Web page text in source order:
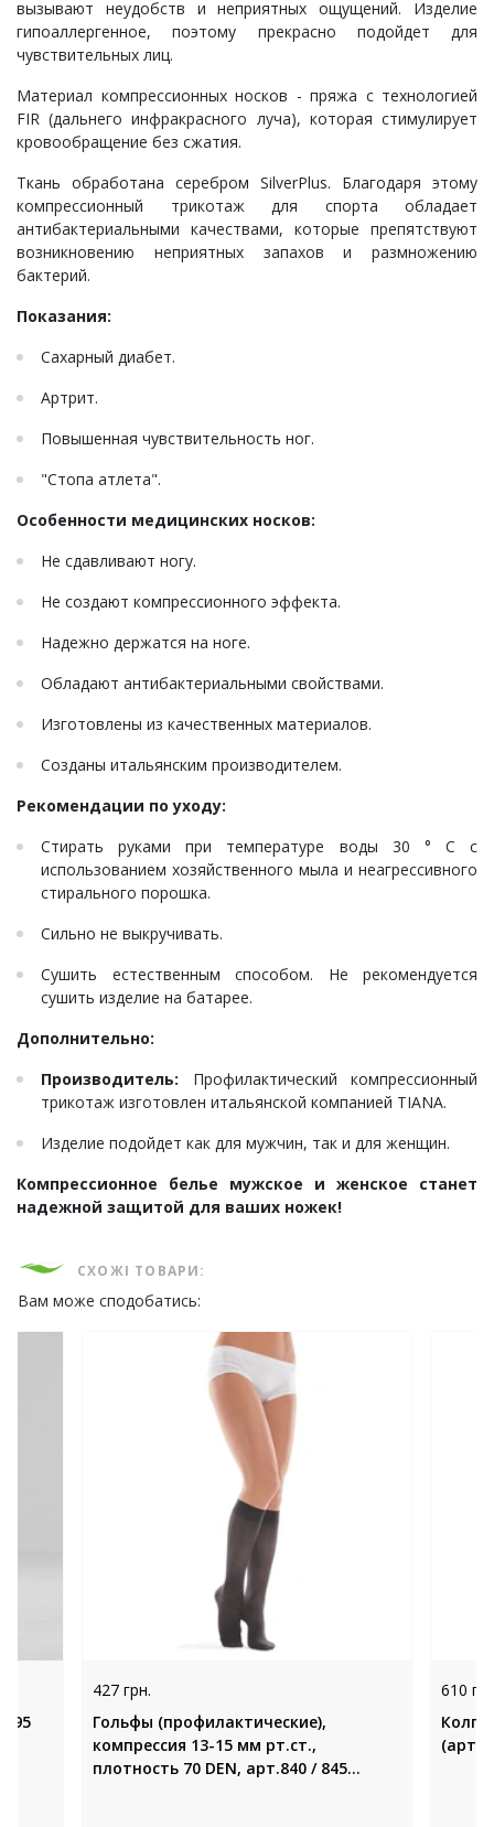
вызывают неудобств и неприятных ощущений. Изделие
гипоаллергенное, поэтому прекрасно подойдет для
чувствительных лиц.
Материал компрессионных носков - пряжа с технологией
FIR (дальнего инфракрасного луча), которая стимулирует
кровообращение без сжатия.
Ткань обработана серебром SilverPlus. Благодаря этому
компрессионный трикотаж для спорта обладает
антибактериальными качествами, которые препятствуют
возникновению неприятных запахов и размножению
бактерий.
Показания:
Сахарный диабет.
Артрит.
Повышенная чувствительность ног.
"Стопа атлета".
Особенности медицинских носков:
Не сдавливают ногу.
Не создают компрессионного эффекта.
Надежно держатся на ноге.
Обладают антибактериальными свойствами.
Изготовлены из качественных материалов.
Созданы итальянским производителем.
Рекомендации по уходу:
Стирать руками при температуре воды 30 ° С с
использованием хозяйственного мыла и неагрессивного
стирального порошка.
Сильно не выкручивать.
Сушить естественным способом. Не рекомендуется
сушить изделие на батарее.
Дополнительно:
Производитель: Профилактический компрессионный
трикотаж изготовлен итальянской компанией TIANA.
Изделие подойдет как для мужчин, так и для женщин.
Компрессионное белье мужское и женское станет
надежной защитой для ваших ножек!
СХОЖІ ТОВАРИ:
Вам може сподобатись:
427 грн.
Гольфы (профилактические),
компрессия 13-15 мм рт.ст.,
плотность 70 DEN, арт.840 / 845
610
(арт.